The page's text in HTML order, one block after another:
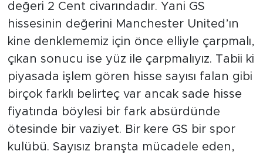
değeri 2 Cent civarındadır. Yani GS
hissesinin değerini Manchester United’ın
kine denklememiz için önce elliyle çarpmalı,
çıkan sonucu ise yüz ile çarpmalıyız. Tabii ki
piyasada işlem gören hisse sayısı falan gibi
birçok farklı belirteç var ancak sade hisse
fiyatında böylesi bir fark absürdünde
ötesinde bir vaziyet. Bir kere GS bir spor
kulübü. Sayısız branşta mücadele eden,